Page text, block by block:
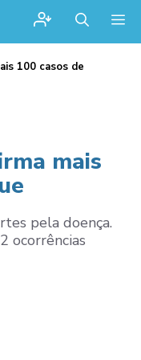
100 casos de
mais
pela doença.
ocorrências